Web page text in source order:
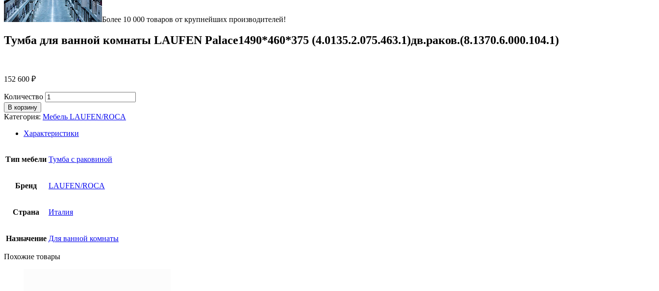
Более 10 000 товаров от крупнейших производителей!
Тумба для ванной комнаты LAUFEN Palace1490*460*375 (4.0135.2.075.463.1)дв.раков.(8.1370.6.000.104.1)
152 600 ₽
Количество
В корзину
Категория: Мебель LAUFEN/ROCA
Характеристики
Тип мебели Тумба с раковиной
Бренд LAUFEN/ROCA
Страна Италия
Назначение Для ванной комнаты
Похожие товары